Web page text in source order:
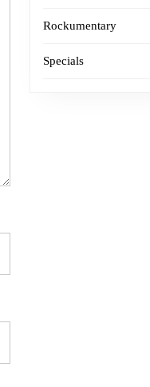
Rockumentary
Specials